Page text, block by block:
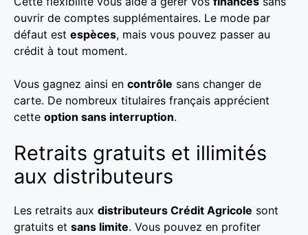
ouvrir de comptes supplémentaires. Le mode par
défaut est espèces, mais vous pouvez passer au
crédit à tout moment.
Vous gagnez ainsi en contrôle sans changer de
carte. De nombreux titulaires français apprécient
cette option sans interruption.
Retraits gratuits et illimités
aux distributeurs
Les retraits aux distributeurs Crédit Agricole sont
gratuits et sans limite. Vous pouvez en profiter